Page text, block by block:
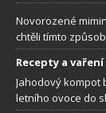
Novorozené
chtěli tímto
Recepty a vaření
Jahodový kompot
letního ovoce do